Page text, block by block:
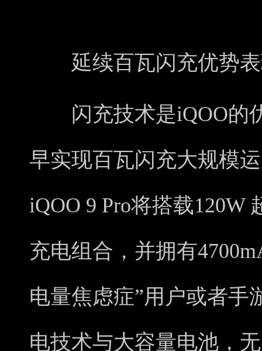
延续百瓦闪充优势
闪充技术是iQOO的
早实现百瓦闪充大规模
iQOO 9 Pro将搭载120W
充电组合，并拥有
电量焦虑症”用户或者手
电技术与大容量电池，